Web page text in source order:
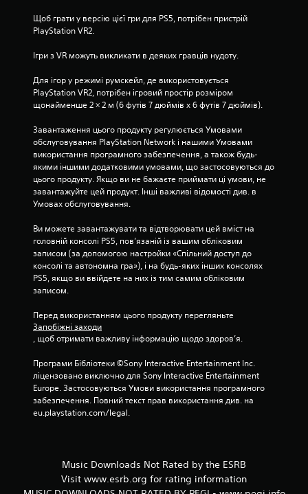
і
о
ц
н
о
Щоб грати у версію цієї гри для PS5, потрібен пристрій
PlayStation VR2.
Ігри з VR можуть викликати в деяких гравців нудоту.
Для ігор у режимі румскейл, де використовується
PlayStation VR2, потрібен ігровий простір розміром
щонайменше 2 × 2 м (6 футів 7 дюймів х 6 футів 7 дюймів).
Завантаження цього продукту регулюється Умовами
обслуговування PlayStation Network і нашими Умовами
використання програмного забезпечення, а також будь-
якими іншими додатковими умовами, що застосовуються до
цього продукту. Якщо ви не бажаєте приймати ці умови, не
завантажуйте цей продукт. Інші важливі відомості див. в
Умовах обслуговування.
Ви можете завантажувати та відтворювати цей вміст на
головній консолі PS5, пов’язаній із вашим обліковим
записом (за допомогою настройки «Спільний доступ до
консолі та автономна гра»), і на будь-яких інших консолях
PS5, якщо ви ввійдете на них із тим самим обліковим
записом.
Перед використанням цього продукту перегляньте
Запобіжні заходи
, щоб отримати важливу інформацію щодо здоров’я.
Програми Бібліотеки ©Sony Interactive Entertainment Inc.
ліцензовано виключно для Sony Interactive Entertainment
Europe. Застосовуються Умови використання програмного
забезпечення. Повний текст прав використання див. на
eu.playstation.com/legal.
Music Downloads Not Rated by the ESRB
Visit www.esrb.org for rating information